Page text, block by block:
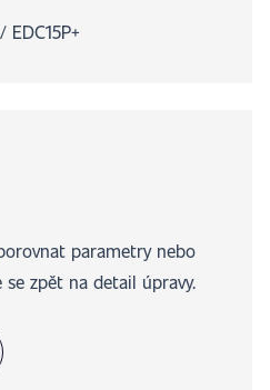
parametry nebo
zpět na detail úpravy.